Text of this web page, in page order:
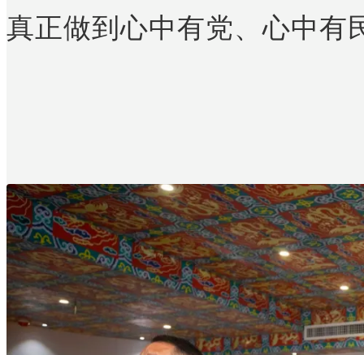
真正做到心中有党、心中有